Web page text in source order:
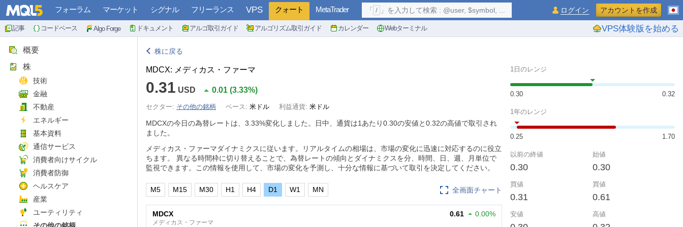
フォーラム マーケット シグナル フリーランス VPS クォート MetaTrader
記事 コードベース Algo Forge ドキュメント アルゴ取引ガイド アルゴリズム取引ガイド カレンダー Webターミナル VPS体験版を始める
「 / 」を入力して検索 : @user, $symbol, ... ログイン アカウントを作成
概要
株
技術
金融
不動産
エネルギー
基本資料
通信サービス
消費者向けサイクル
消費者防御
ヘルスケア
産業
ユーティリティ
株に戻る
MDCX: メディカス・ファーマ
0.31 USD 0.01 (3.33%)
セクター: その他の銘柄 ベース: 米ドル 利益通貨: 米ドル
MDCXの今日の為替レートは、 3.33%変化しました。日中、通貨は1あたり0.30の安値と0.32の高値で取引され
ました。
メディカス・ファーマダイナミクスに従います。リアルタイムの相場は、市場の変化に迅速に対応するのに役立
ちます。 異なる時間枠に切り替えることで、為替レートの傾向とダイナミクスを分、時間、日、週、月単位で
監視できます。この情報を使用して、市場の変化を予測し、十分な情報に基づいて取引を決定してください。
全画面チャート
M5 M15 M30 H1 H4 D1 W1 MN
MDCX
メディカス・ファーマ
0.61 0.00%
1日のレンジ
0.30 0.32
1年のレンジ
0.25 1.70
以前の終値
0.30
始値
0.30
買値
0.31
買値
0.61
安値 高値